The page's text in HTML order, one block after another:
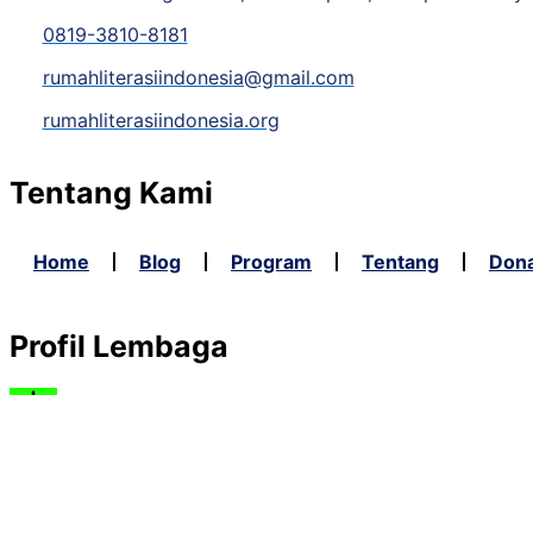
0819-3810-8181
rumahliterasiindonesia@gmail.com
rumahliterasiindonesia.org
Tentang Kami
Home Blog Program Tentang
Profil Lembaga